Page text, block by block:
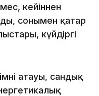
кейіннен
сонымен қатар
күйдіргі
атауы, сандық